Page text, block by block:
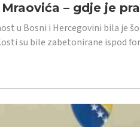
– gdje je
u Bosni i Hercegovini bila je
su bile zabetonirane ispod